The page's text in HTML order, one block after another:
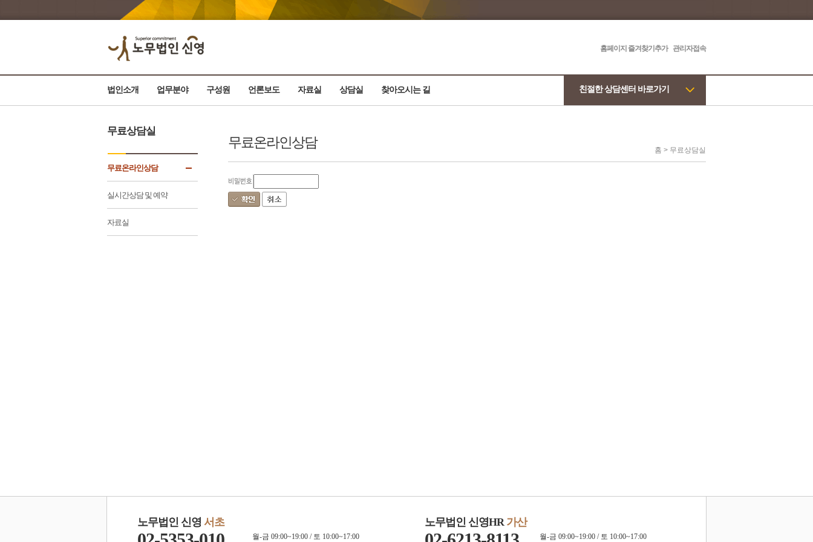
홈페이지 즐겨찾기추가 관리자접속
법인소개 업무분야 구성원 언론보도 자료실 상담실 찾아오시는 길 친절한 상담센터 바로가기
무료상담실
무료온라인상담
실시간상담 및 예약
자료실
무료온라인상담 홈 > 무료상담실
노무법인 신영 서초
월-금 09:00~19:00 / 토 10:00~17:00
노무법인 신영HR 가산
월-금 09:00~19:00 / 토 10:00~17:00